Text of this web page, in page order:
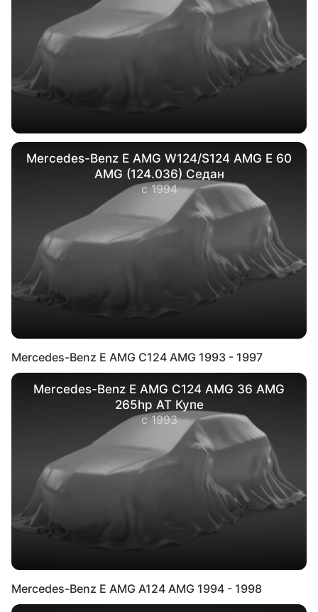
Mercedes-Benz E AMG W124/S124 AMG E 60
AMG (124.036) Седан
с 1994
Mercedes-Benz E AMG C124 AMG 1993 - 1997
Mercedes-Benz E AMG C124 AMG 36 AMG
265hp AT Купе
с 1993
Mercedes-Benz E AMG A124 AMG 1994 - 1998